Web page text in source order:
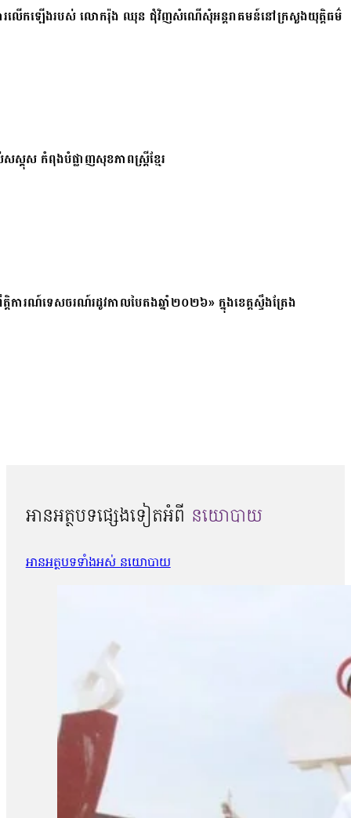
រលើកឡើងរបស់ លោករ៉ុង ឈុន ជុំវិញសំណើសុំអន្តរាគមន៍នៅក្រសួងយុត្តិធម៌
គុស កំពុងបំផ្លាញសុខភាពស្ត្រីខ្មែរ
ារណ៍ទេសចរណ៍រដូវកាលបៃតងឆ្នាំ២០២៦» ក្នុងខេត្តស្ទឹងត្រែង
អានអត្ថបទផ្សេងទៀតអំពី នយោបាយ
អានអត្ថបទទាំងអស់ នយោបាយ